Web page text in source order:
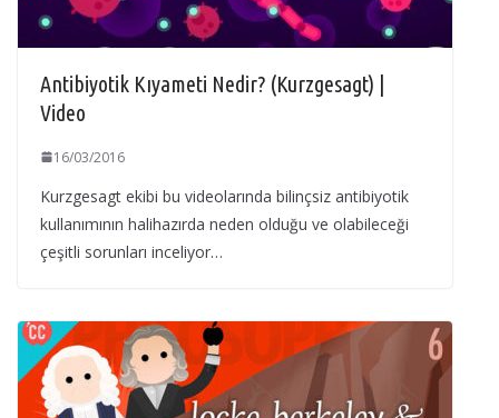
Antibiyotik Kıyameti Nedir? (Kurzgesagt) |
Video
16/03/2016
Kurzgesagt ekibi bu videolarında bilinçsiz antibiyotik
kullanımının halihazırda neden olduğu ve olabileceği
çeşitli sorunları inceliyor…